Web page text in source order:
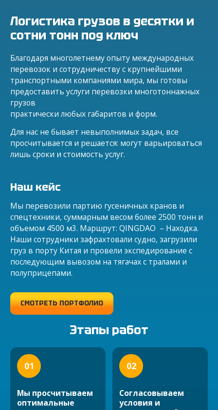
Логистика грузов в десятки и
сотни тонн под ключ
Благодаря многолетнему опыту международных
перевозок и сотрудничеству с крупнейшими
транспортными компаниями мира, мы готовы
предоставить услуги перевозки многотоннажных
грузов
практически любых габаритов и форм.
Для нас не бывает невыполнимых задач, все
просчитывается и решается: могут варьироваться
лишь сроки и стоимость услуг.
Наш кейс
Мы перевозили партию гусеничных кранов и
спецтехники, суммарным весом более 2500 тонн и
объемом 4500 м3. Маршрут: QINGDAO – Находка.
Наши сотрудники зафрахтовали судно, загрузили
груз в порту Китая и провели экспедирование с
последующим вывозом на тягачах с тралами и
полуприцепами.
СМОТРЕТЬ ПОРТФОЛИО
Этапы работ
01
Мы просчитываем
оптимальные
02
Согласовываем
условия и